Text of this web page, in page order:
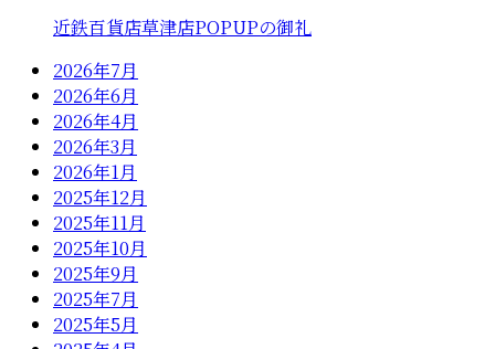
近鉄百貨店草津店POPUPの御礼
2026年7月
2026年6月
2026年4月
2026年3月
2026年1月
2025年12月
2025年11月
2025年10月
2025年9月
2025年7月
2025年5月